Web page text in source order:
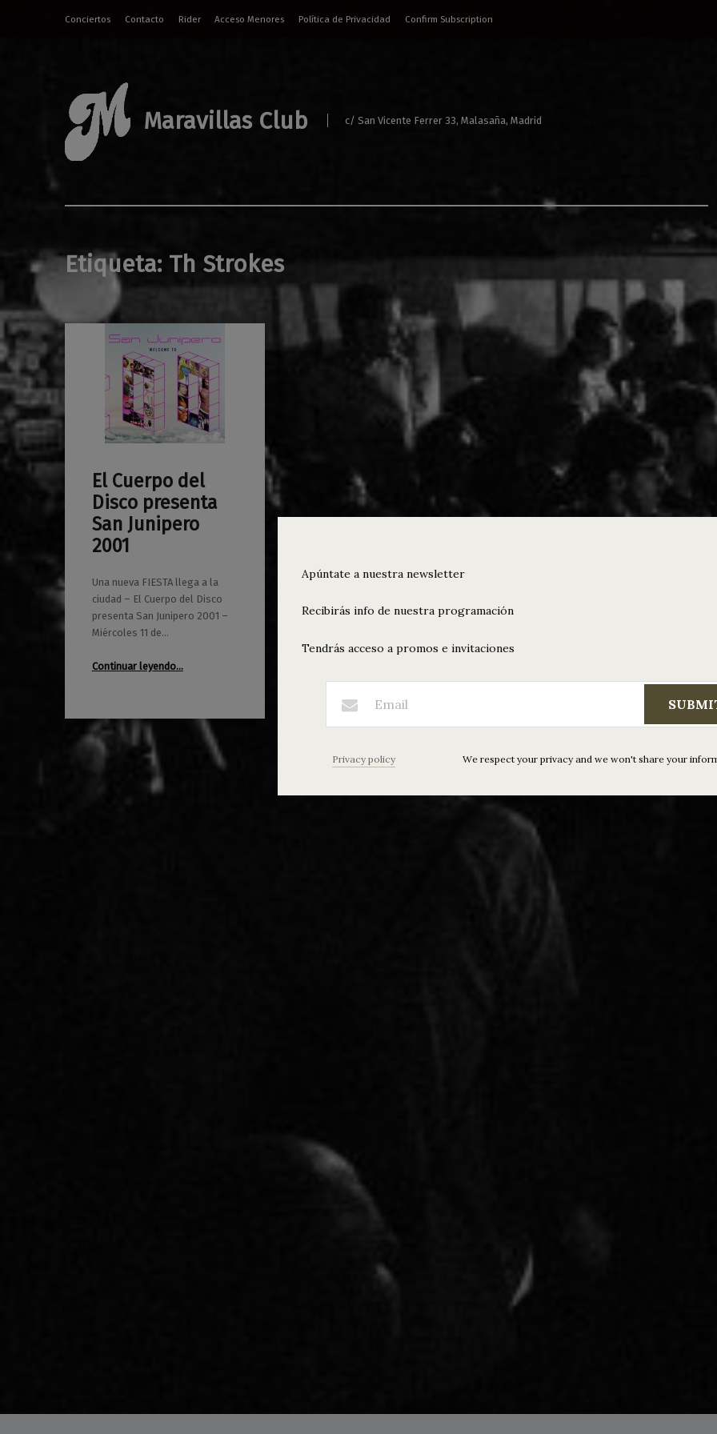
Conciertos Contacto Rider Acceso Menores Política de Privacidad Confirm Subscription
Maravillas Club c/ San Vicente Ferrer 33, Malasaña, Madrid
Etiqueta: Th Strokes
El Cuerpo del
Disco presenta
San Junipero
2001
Una nueva FIESTA llega a la
ciudad – El Cuerpo del Disco
presenta San Junipero 2001 –
Miércoles 11 de…
Continuar leyendo“El Cuerpo del Disco presenta San Junipero 2001”
…
06/10/2017
0
Maravillas
Apúntate a nuestra newsletter
Recibirás info de nuestra programación
Tendrás acceso a promos e invitaciones
Privacy policy We respect your privacy and we won't share your